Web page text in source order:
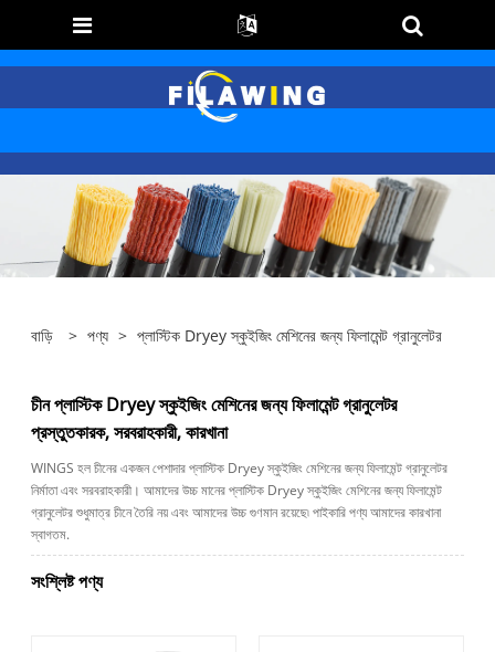
বাড়ি > পণ্য > প্লাস্টিক Dryey স্কুইজিং মেশিনের জন্য ফিলামেন্ট গ্রানুলেটর
চীন প্লাস্টিক Dryey স্কুইজিং মেশিনের জন্য ফিলামেন্ট গ্রানুলেটর
প্রস্তুতকারক, সরবরাহকারী, কারখানা
WINGS হল চীনের একজন পেশাদার প্লাস্টিক Dryey স্কুইজিং মেশিনের জন্য ফিলামেন্ট গ্রানুলেটর
নির্মাতা এবং সরবরাহকারী। আমাদের উচ্চ মানের প্লাস্টিক Dryey স্কুইজিং মেশিনের জন্য ফিলামেন্ট
গ্রানুলেটর শুধুমাত্র চীনে তৈরি নয় এবং আমাদের উচ্চ গুণমান রয়েছে৷ পাইকারি পণ্য আমাদের কারখানা
স্বাগতম.
সংশ্লিষ্ট পণ্য